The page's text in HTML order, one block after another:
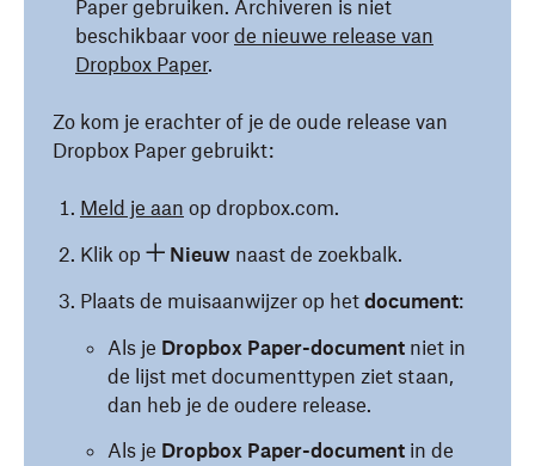
Paper gebruiken. Archiveren is niet
beschikbaar voor de nieuwe release van
Dropbox Paper.
Zo kom je erachter of je de oude release van
Dropbox Paper gebruikt:
Meld je aan op dropbox.com.
Klik op
Nieuw naast de zoekbalk.
Plaats de muisaanwijzer op het document:
Als je Dropbox Paper-document niet in
de lijst met documenttypen ziet staan,
dan heb je de oudere release.
Als je Dropbox Paper-document in de